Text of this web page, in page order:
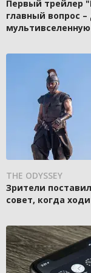
Первый трейлер
главный вопрос
THE ODYSSEY
Зрители
совет, когда